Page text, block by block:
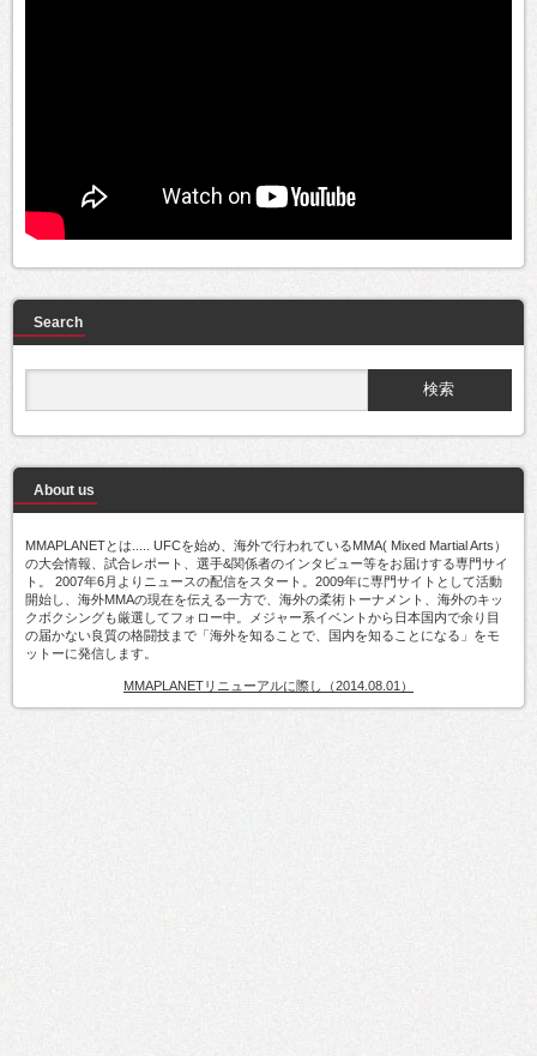
Search
About us
MMAPLANETとは..... UFCを始め、海外で行われているMMA( Mixed Martial Arts）
の大会情報、試合レポート、選手&関係者のインタビュー等をお届けする専門サイ
ト。 2007年6月よりニュースの配信をスタート。2009年に専門サイトとして活動
開始し、海外MMAの現在を伝える一方で、海外の柔術トーナメント、海外のキッ
クボクシングも厳選してフォロー中。メジャー系イベントから日本国内で余り目
の届かない良質の格闘技まで「海外を知ることで、国内を知ることになる」をモ
ットーに発信します。
MMAPLANETリニューアルに際し（2014.08.01）